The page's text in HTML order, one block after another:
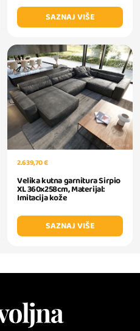
SAZNAJ VIŠE
2.639,70 €
Velika kutna garnitura Sirpio
XL 360x258cm, Materijal:
Imitacija kože
SAZNAJ VIŠE